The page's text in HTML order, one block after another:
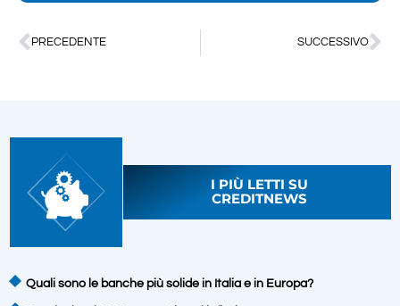
PRECEDENTE SUCCESSIVO
I PIÙ LETTI SU
CREDITNEWS
Quali sono le banche più solide in Italia e in Europa?